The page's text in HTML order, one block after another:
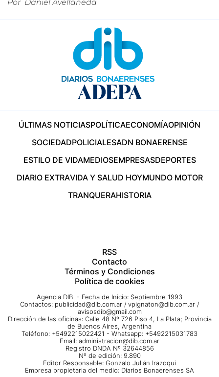
Por Daniel Avellaneda
ÚLTIMAS NOTICIASPOLÍTICAECONOMÍAOPINIÓN
SOCIEDADPOLICIALESADN BONAERENSE
ESTILO DE VIDAMEDIOSEMPRESASDEPORTES
DIARIO EXTRAVIDA Y SALUD HOYMUNDO MOTOR
TRANQUERAHISTORIA
RSS
Contacto
Términos y Condiciones
Política de cookies
Agencia DIB - Fecha de Inicio: Septiembre 1993
Contactos: publicidad@dib.com.ar / vpignaton@dib.com.ar /
avisosdib@gmail.com
Dirección de las oficinas: Calle 48 Nº 726 Piso 4, La Plata; Provincia
de Buenos Aires, Argentina
Teléfono: +5492215022421 - Whatsapp: +5492215031783
Email: administracion@dib.com.ar
Registro DNDA Nº 32644856
Nº de edición: 9.890
Editor Responsable: Gonzalo Julián Irazoqui
Empresa propietaria del medio: Diarios Bonaerenses SA